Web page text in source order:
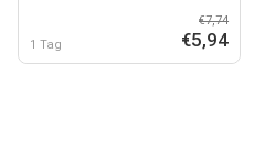
1 Tag
€7,74
€5,94